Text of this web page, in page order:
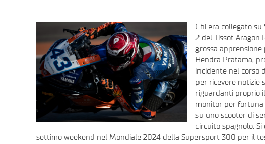
Chi era collegato
2 del Tissot Aragon
grossa apprensione
Hendra Pratama,
incidente nel corso
per ricevere notizie
riguardanti proprio
monitor per fortuna
su uno scooter di
circuito spagnolo.
settimo weekend nel Mondiale 2024 della Supersport 300 per il